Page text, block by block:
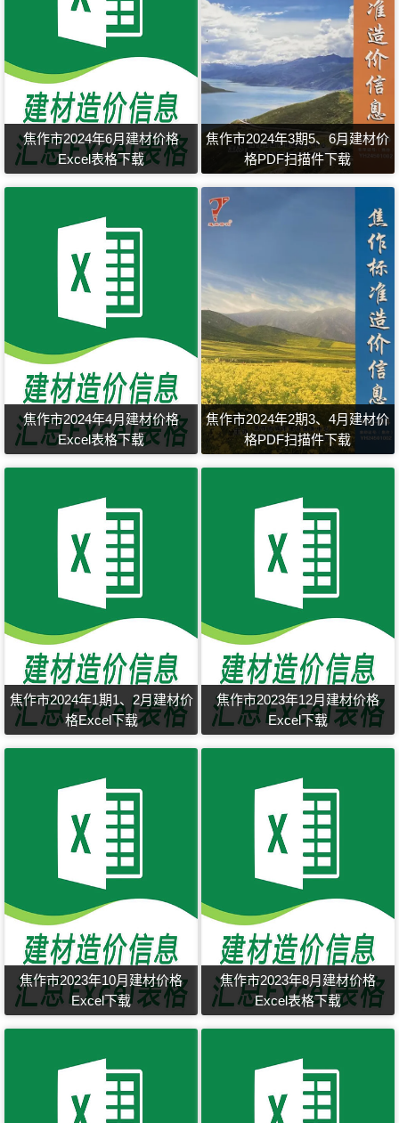
焦作市2024年6月建材价格
Excel表格下载
焦作市2024年3期5、6月建材价
格PDF扫描件下载
焦作市2024年4月建材价格
Excel表格下载
焦作市2024年2期3、4月建材价
格PDF扫描件下载
焦作市2024年1期1、2月建材价
格Excel下载
焦作市2023年12月建材价格
Excel下载
焦作市2023年10月建材价格
Excel下载
焦作市2023年8月建材价格
Excel表格下载